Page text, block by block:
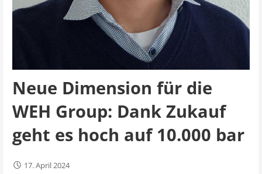
Neue Dimension für die
WEH Group: Dank Zukauf
geht es hoch auf 10.000 bar
17. April 2024